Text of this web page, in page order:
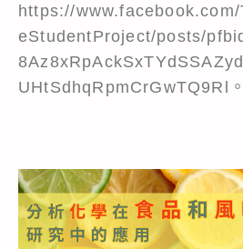
https://
eStudentProject/posts/
UHtSdhqRpmCrGwTQ9Rl。